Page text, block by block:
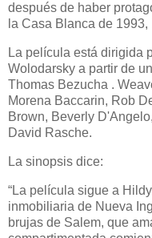
después de haber
la Casa Blanca de 1993,
La película está dirigida
Wolodarsky a partir de
Thomas Bezucha .
Morena Baccarin, Rob
Brown, Beverly
David Rasche.
La sinopsis dice:
“La película sigue a
inmobiliaria de Nueva
brujas de Salem, que